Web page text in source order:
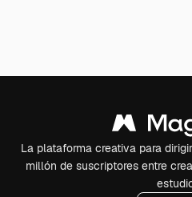
La plataforma creativa para
millón de suscriptores entre